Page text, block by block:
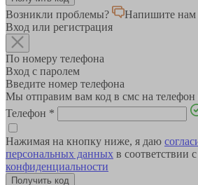
Возникли проблемы?
Напишите нам
Вход или регистрация
По номеру телефона
Вход с паролем
Введите номер телефона
Мы отправим вам код в смс на
Телефон *
Нажимая на кнопку ниже, я даю
персональных данных в соответствии с
конфиденциальности